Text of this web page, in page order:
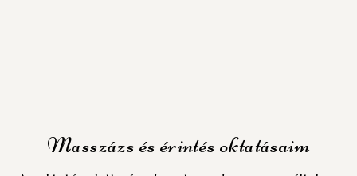
Masszázs és érintés oktatásaim